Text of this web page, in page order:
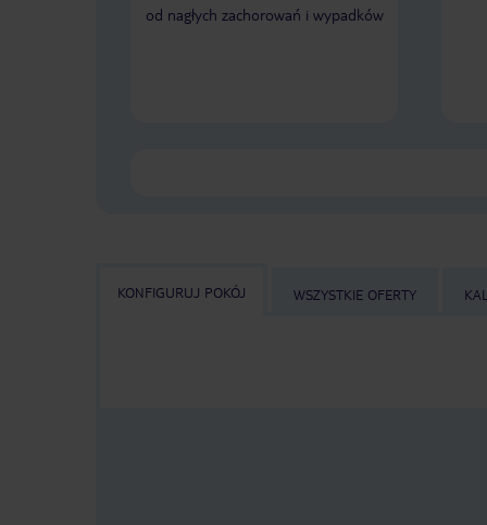
od nagłych zachorowań i wypadków
KONFIGURUJ POKÓJ WSZYSTKIE OFERTY